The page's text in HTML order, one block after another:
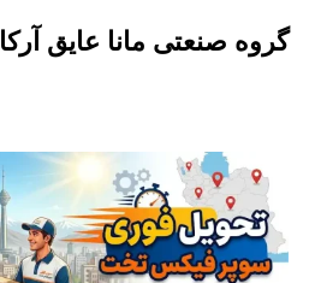
گروه صنعتی مانا عایق آرکا